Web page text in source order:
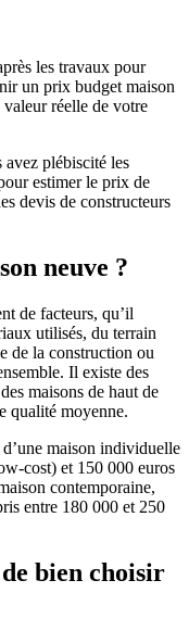
les travaux pour
un prix budget maison
réelle de votre
avez plébiscité les
estimer le prix de
devis de constructeurs
neuve ?
de facteurs, qu’il
utilisés, du terrain
de la construction ou
Il existe des
maisons de haut de
qualité moyenne.
maison individuelle
cost) et 150 000 euros
contemporaine,
entre 180 000 et 250
bien choisir